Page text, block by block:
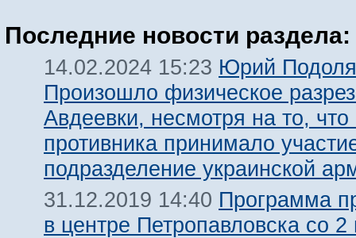
Последние новости раздела:
14.02.2024 15:23 Юрий
Произошло физическое
Авдеевки, несмотря на то, что
противника принимало
подразделение украинской
31.12.2019 14:40 Программа
в центре Петропавловска со